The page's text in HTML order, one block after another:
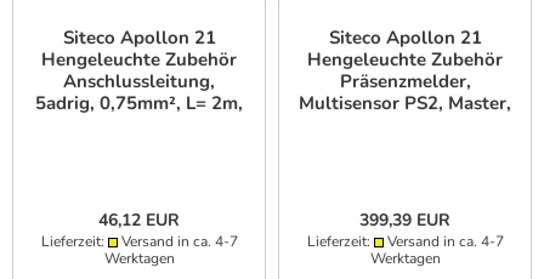
Siteco Apollon 21
Hengeleuchte Zubehör
Anschlussleitung,
5adrig, 0,75mm², L= 2m,
46,12 EUR
Lieferzeit:
Versand in ca. 4-7
Werktagen
Siteco Apollon 21
Hengeleuchte Zubehör
Präsenzmelder,
Multisensor PS2, Master,
399,39 EUR
Lieferzeit:
Versand in ca. 4-7
Werktagen